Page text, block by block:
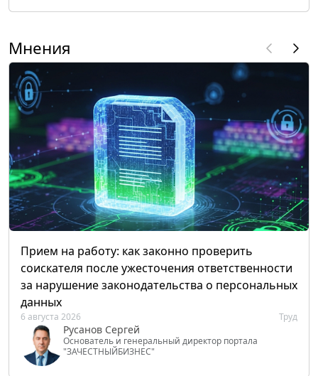
Мнения
Прием на работу: как законно проверить
соискателя после ужесточения ответственности
за нарушение законодательства о персональных
данных
6 августа 2026 Труд
Русанов Сергей
Основатель и генеральный директор портала
"ЗАЧЕСТНЫЙБИЗНЕС"